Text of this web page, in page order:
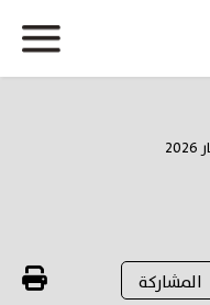
المشاركة